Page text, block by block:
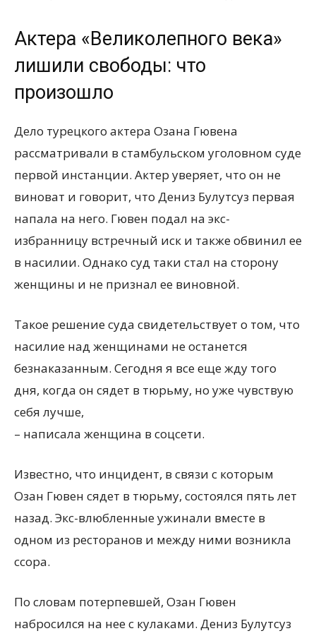
Актера «Великолепного века»
лишили свободы: что
произошло
Дело турецкого актера Озана Гювена
рассматривали в стамбульском уголовном суде
первой инстанции. Актер уверяет, что он не
виноват и говорит, что Дениз Булутсуз первая
напала на него. Гювен подал на экс-
избранницу встречный иск и также обвинил ее
в насилии. Однако суд таки стал на сторону
женщины и не признал ее виновной.
Такое решение суда свидетельствует о том, что
насилие над женщинами не останется
безнаказанным. Сегодня я все еще жду того
дня, когда он сядет в тюрьму, но уже чувствую
себя лучше,
– написала женщина в соцсети.
Известно, что инцидент, в связи с которым
Озан Гювен сядет в тюрьму, состоялся пять лет
назад. Экс-влюбленные ужинали вместе в
одном из ресторанов и между ними возникла
ссора.
По словам потерпевшей, Озан Гювен
набросился на нее с кулаками. Дениз Булутсуз